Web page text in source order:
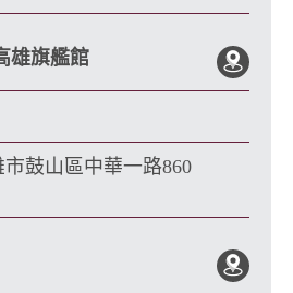
雄旗艦館
鼓山區中華一路860